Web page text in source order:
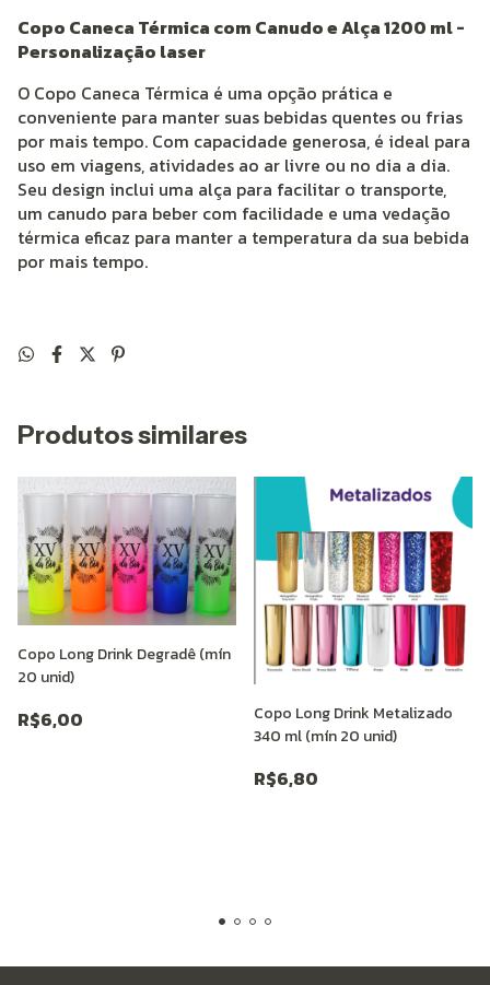
Copo Caneca Térmica com Canudo e Alça 1200 ml -
Personalização laser
O Copo Caneca Térmica é uma opção prática e
conveniente para manter suas bebidas quentes ou frias
por mais tempo. Com capacidade generosa, é ideal para
uso em viagens, atividades ao ar livre ou no dia a dia.
Seu design inclui uma alça para facilitar o transporte,
um canudo para beber com facilidade e uma vedação
térmica eficaz para manter a temperatura da sua bebida
por mais tempo.
Produtos similares
Copo Long Drink Degradê (mín
20 unid)
R$6,00
Copo Long Drink Metalizado
340 ml (mín 20 unid)
R$6,80